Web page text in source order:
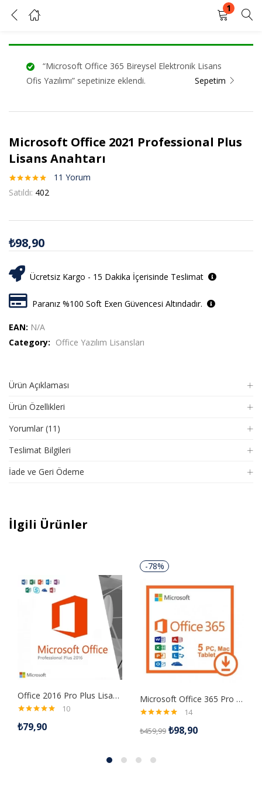
1
KAYIT OL
Kullanıcı adınızı ve şifrenizi girin.
Beni Hatırla
“Microsoft Office 365 Bireysel Elektronik Lisans
Ofis Yazılımı” sepetinize eklendi.
Sepetim
Microsoft Office 2021 Professional Plus
Lisans Anahtarı
11
müşteri
puanına
5.00puan
11 Yorum
Satıldı: 402
₺98,90
Ücretsiz Kargo - 15 Dakika İçerisinde Teslimat
Paranız %100 Soft Exen Güvencesi Altındadır.
EAN: N/A
Category: Office Yazılım Lisansları
Ürün Açıklaması
Ürün Özellikleri
Yorumlar (11)
Teslimat Bilgileri
İade ve Geri Ödeme
İlgili Ürünler
Office 2016 Pro Plus Lisans Anahtarı
5.00oy aldı
10
₺79,90
-78%
Microsoft Office 365 Pro Plus Ofis Yazılımı
5.00oy aldı
14
₺459,99 ₺98,90